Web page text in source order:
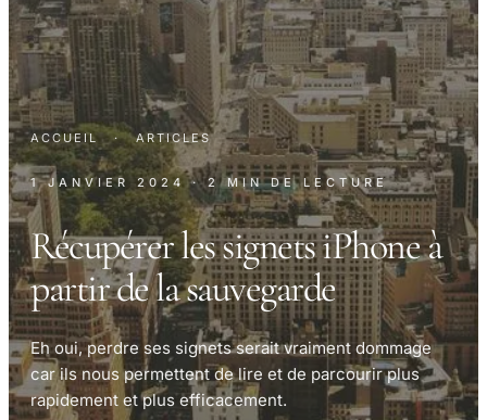
ACCUEIL · ARTICLES
1 JANVIER 2024 · 2 MIN DE LECTURE
Récupérer les signets iPhone à
partir de la sauvegarde
Eh oui, perdre ses signets serait vraiment dommage
car ils nous permettent de lire et de parcourir plus
rapidement et plus efficacement.